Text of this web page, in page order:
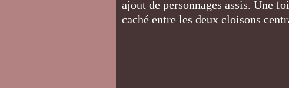
ajout de personnages assis. Une
caché entre les deux cloisons